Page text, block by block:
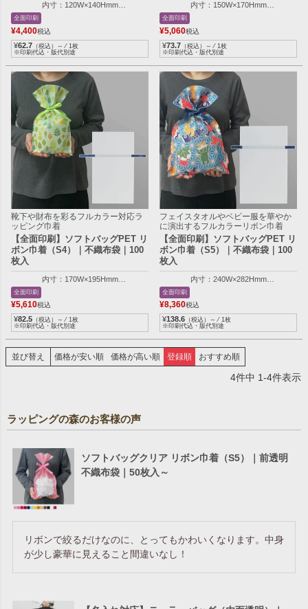
内寸：120W×140Hmm
外寸：120W×200Hmm
全面印刷
¥4,400税込
¥62.7 （税込）～ ⁄ 1枚
※印刷代込・版代別途
内寸：150W×170Hmm
外寸：150W×250Hmm
全面印刷
¥5,060税込
¥73.7 （税込）～ ⁄ 1枚
※印刷代込・版代別途
靴下や財布を彩るフルカラー対応ラ
ッピング巾着
【全面印刷】ソフトバッグPET リ
ボン巾着（S4）｜不織布袋｜100
枚入
内寸：170W×195Hmm
外寸：170W×300Hmm
全面印刷
¥5,610税込
¥82.5 （税込）～ ⁄ 1枚
※印刷代込・版代別途
フェイスタオルやベビー服を華やか
に演出するフルカラーリボン巾着
【全面印刷】ソフトバッグPET リ
ボン巾着（S5）｜不織布袋｜100
枚入
内寸：240W×282Hmm
外寸：240W×400Hmm
全面印刷
¥8,360税込
¥138.6 （税込）～ ⁄ 1枚
※印刷代込・版代別途
並び替え 価格が安い順 価格が高い順 登録順 おすすめ順
4件中 1-4件表示
ラッピングの森のお客様の声
ソフトバッグクリア リボン巾着（S5）｜前透明
不織布袋｜50枚入～
リボンで絞るだけなのに、とってもかわいくなります。中身
が少し豪華に見えること間違いなし！